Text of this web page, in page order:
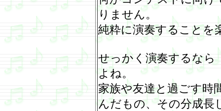
りません。
純粋に演奏することを
せっかく演奏するなら
よね。
家族や友達と過ごす時
んだもの、その分成長